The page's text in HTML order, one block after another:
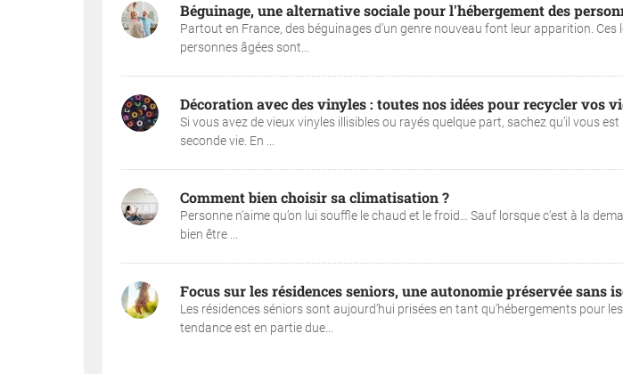
Béguinage, une alternative sociale pour l'hébergement des
Partout en France, des béguinages d’un genre nouveau font leur apparition.
personnes âgées sont...
Décoration avec des vinyles : toutes nos idées pour recycler vos
Si vous avez de vieux vinyles illisibles ou rayés quelque part, sachez qu’il vous
seconde vie. En ...
Comment bien choisir sa climatisation ?
Personne n’aime qu’on lui souffle le chaud et le froid… Sauf lorsque c’est à la
bien être ...
Focus sur les résidences seniors, une autonomie préservée sans
Les résidences séniors sont aujourd’hui prisées en tant qu’hébergements pour
tendance est en partie due...